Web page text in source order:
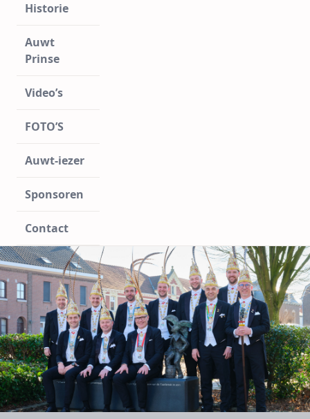
Historie
Auwt
Prinse
Video’s
FOTO’S
Auwt-iezer
Sponsoren
Contact